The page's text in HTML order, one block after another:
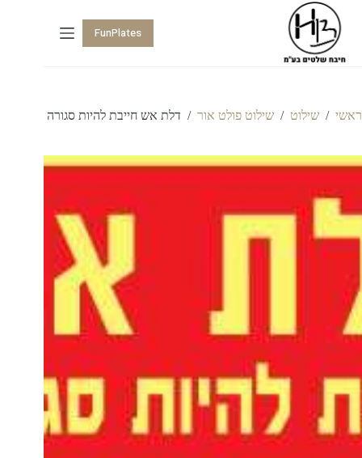
FunPlates
ראשי / שילוט / שילוט פולט אור / דלת אש חייבת להיות סגורה